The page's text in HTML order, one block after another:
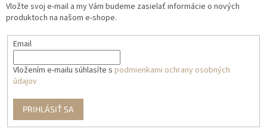
Vložte svoj e-mail a my Vám budeme zasielať informácie o nových
produktoch na našom e-shope.
Email
Vložením e-mailu súhlasíte s podmienkami ochrany osobných
údajov
PRIHLÁSIŤ SA